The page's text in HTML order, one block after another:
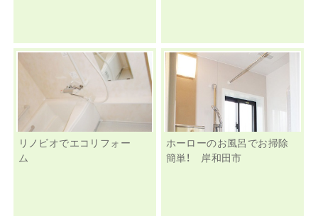
リノビオでエコリフォー
ム
ホーローのお風呂でお掃除
簡単！ 岸和田市